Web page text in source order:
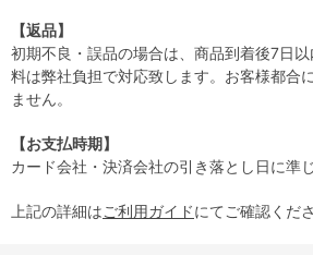
【返品】
初期不良・誤品の場合は、商品到着後7日
料は弊社負担で対応致します。お客様都合
ません。
【お支払時期】
カード会社・決済会社の引き落とし日に準じ
上記の詳細はご利用ガイドにてご確認くださ